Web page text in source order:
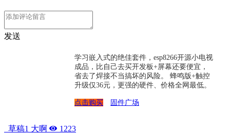
发送
学习嵌入式的绝佳套件，esp8266开源小电视
成品，比自己去买开发板+屏幕还要便宜，
省去了焊接不当搞坏的风险。 蜂鸣版+触控
升级仅36元，更强的硬件、价格全网最低。
点击购买 固件广场
草稿1 大啊
1223